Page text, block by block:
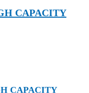
CAPACITY